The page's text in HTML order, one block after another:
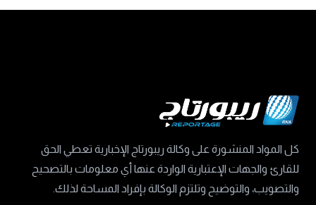
كل المواد المنشورة على وكالة ريبورتاج الإخبارية تعطي الحق
للقارئ والجهات الإعتبارية الواردة عنها أي معلومات بالتصحيح
والتصويب، والتوضيح وتلتزم الوكالة بإفراد المساحة لذلك.